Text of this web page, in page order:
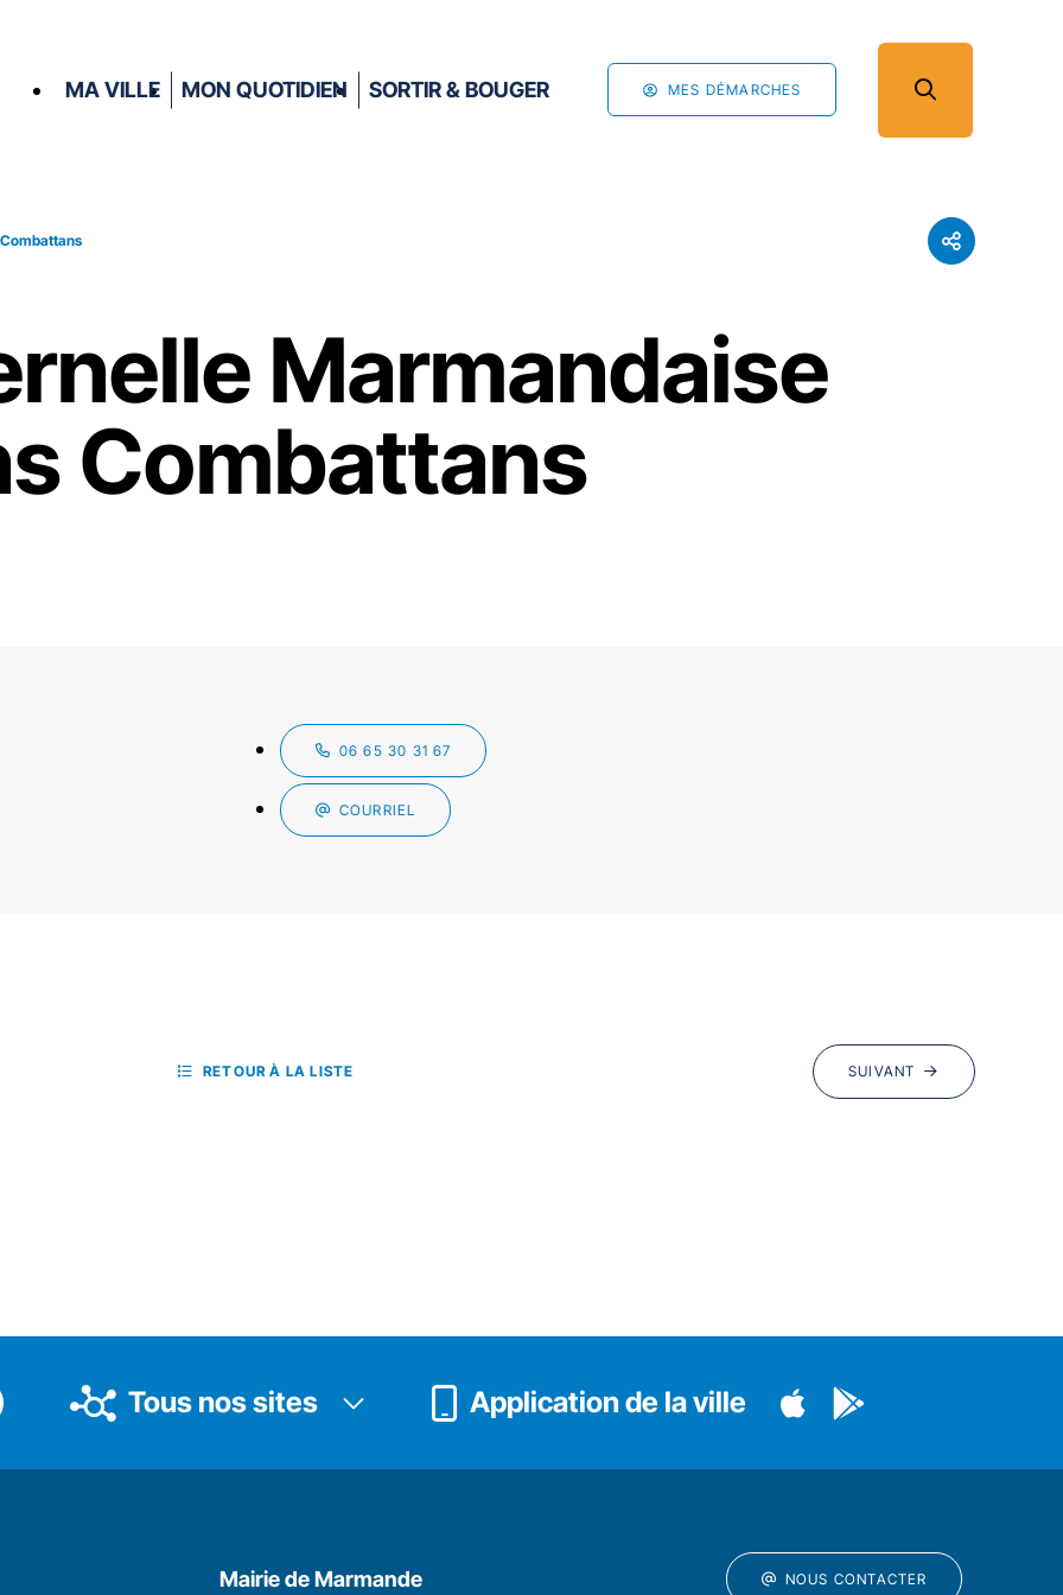
MA VILLE MON QUOTIDIEN SORTIR & BOUGER MES DÉMARCHES
Marmandaise
Combattans
06 65 30 31 67
COURRIEL
RETOUR À LA LISTE SUIVANT
Tous nos sites Application de la ville
Mairie de Marmande NOUS CONTACTER